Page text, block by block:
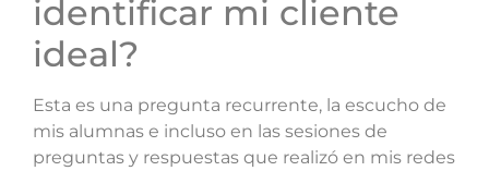
identificar mi cliente
ideal?
Esta es una pregunta recurrente, la escucho de
mis alumnas e incluso en las sesiones de
preguntas y respuestas que realizó en mis redes